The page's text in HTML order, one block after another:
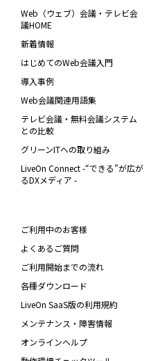
Web（ウェブ）会議・テレビ会
議HOME
新着情報
はじめてのWeb会議入門
導入事例
Web会議関連用語集
テレビ会議・無料会議システム
との比較
グリーンITへの取り組み
LiveOn Connect -“できる”が広が
るDXメディア -
ご利用中のお客様
よくあるご質問
ご利用開始までの流れ
各種ダウンロード
LiveOn SaaS版の利用規約
メンテナンス・障害情報
オンラインヘルプ